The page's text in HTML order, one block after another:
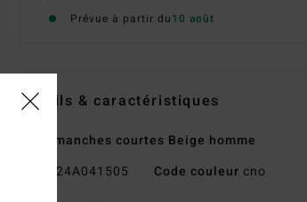
Prévue à partir du10 août
Details & caractéristiques
Haut manches courtes Beige homme
24A041505 Code couleur cno